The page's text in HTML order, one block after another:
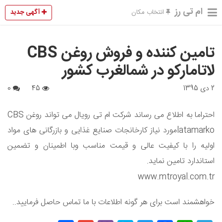
ام تی رز انتخاب مکان آگهی جدید
تامین کننده و فروش روغن CBS
لاتامارکو در شمالغرب کشور
2 دی 1395
احتراما به اطلاع می رساند شرکت ام تی رویال می تواند روغن CBS
latamarkoمورد نیاز کارخانجات صنایع غذایی و بازرگانی های مواد
اولیه را با کیفیت عالی و قیمت مناسب وبا اطمینان و تضمین
استاندارد تامین نماید.
www.mtroyal.com.tr
خواهشمند است برای هر گونه اطلاعات با ما تماس حاصل فرمایید..